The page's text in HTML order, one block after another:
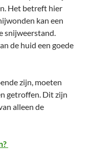
Het betreft hier
kan een
snijweerstand.
de huid een goede
zijn, moeten
getroffen. Dit zijn
alleen de